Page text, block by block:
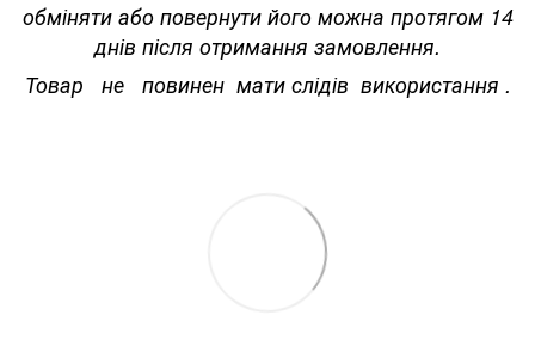
обміняти або повернути його можна протягом 14
днів після отримання замовлення.
Товар не повинен мати слідів використання .